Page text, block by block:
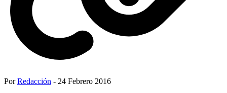
PorRedacción - 24 Febrero 2016